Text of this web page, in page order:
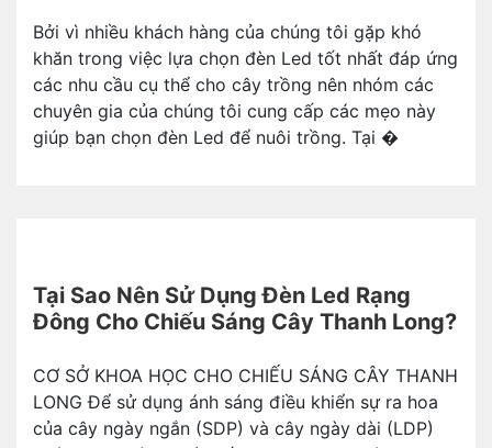
Bởi vì nhiều khách hàng của chúng tôi gặp khó
khăn trong việc lựa chọn đèn Led tốt nhất đáp ứng
các nhu cầu cụ thể cho cây trồng nên nhóm các
chuyên gia của chúng tôi cung cấp các mẹo này
giúp bạn chọn đèn Led để nuôi trồng. Tại �
Tại Sao Nên Sử Dụng Đèn Led Rạng
Đông Cho Chiếu Sáng Cây Thanh Long?
CƠ SỞ KHOA HỌC CHO CHIẾU SÁNG CÂY THANH
LONG Để sử dụng ánh sáng điều khiển sự ra hoa
của cây ngày ngắn (SDP) và cây ngày dài (LDP)